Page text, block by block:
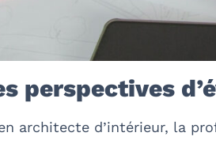
perspectives
architecte d’intérieur, la